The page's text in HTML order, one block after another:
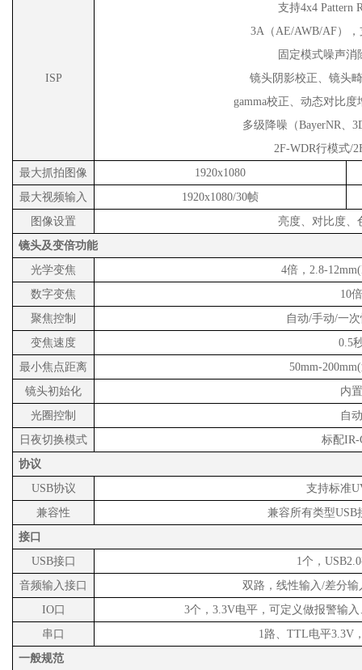
ISP
支持4x4 Pattern
3A （AE/AWB/AF）
固定模式噪声消
镜头阴影校正、镜头
gamma校正、动态对比度
多级降噪（BayerNR、
2F-WDR行模式/
最大抓拍图像
1920x1080
最大视频输入
1920x1080/30帧
图像设置
亮度、对比度、
镜头及变倍功能
光学变焦
4倍，2.8-
数字变焦
10倍
聚焦控制
自动/手动/一
变焦速度
0.5
最小焦点距离
50mm-
镜头初始化
内置
光圈控制
自动
日夜切换模式
标配IR-
协议
USB协议
支持标准
兼容性
兼容所有类型USB
接口
USB接口
1个，
音频输入接口
双路，线性输入/差分输
IO口
3个，3.3V电平，可定义做报警输
串口
1路、TTL电平3.3V
一般规范